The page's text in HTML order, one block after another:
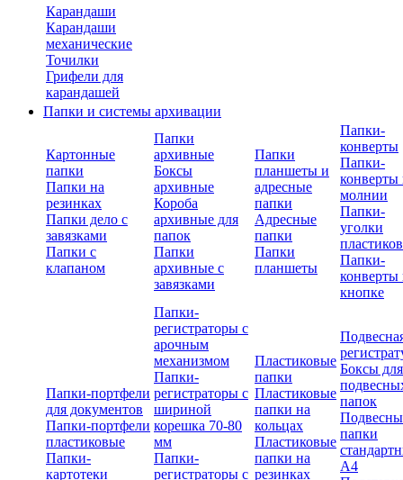
Карандаши
Карандаши
механические
Точилки
Грифели для
карандашей
Папки и системы архивации
Картонные
папки
Папки на
резинках
Папки дело с
завязками
Папки с
клапаном
Папки
архивные
Боксы
архивные
Короба
архивные для
папок
Папки
архивные с
завязками
Папки
планшеты и
адресные
папки
Адресные
папки
Папки
планшеты
Папки-
конверты
Папки-
конверты
молнии
Папки-
уголки
Папки-
конверты
кнопке
Папки-портфели
для документов
Папки-портфели
пластиковые
Папки-
картотеки
Папки-
регистраторы с
арочным
механизмом
Папки-
регистраторы с
шириной
корешка 70-80
мм
Папки-
регистраторы с
Пластиковые
папки
Пластиковые
папки на
кольцах
Пластиковые
папки на
резинках
Боксы для
папок
папки
А4